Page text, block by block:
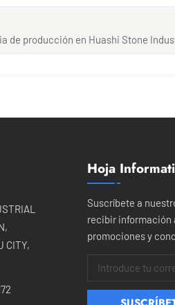
de producción en Huashi Stone
CITY,
Hoja
Suscríbete a
recibir información
promociones y